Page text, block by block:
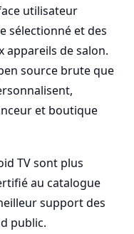
utilisateur
sélectionné et des
appareils de salon.
source brute que
et boutique
TV sont plus
au catalogue
support des
public.